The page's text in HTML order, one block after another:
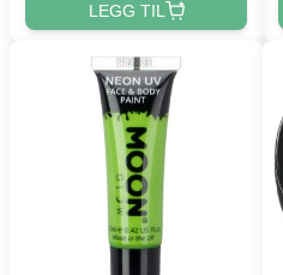
LEGG TIL